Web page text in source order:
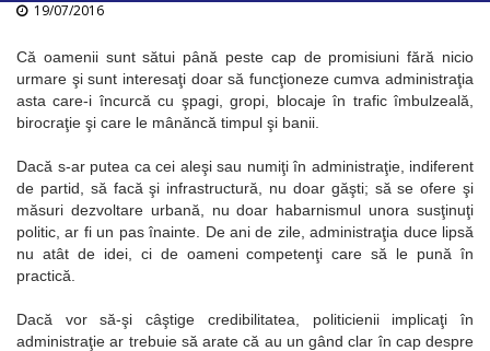
19/07/2016
Că oamenii sunt sătui până peste cap de promisiuni fără nicio
urmare şi sunt interesaţi doar să funcţioneze cumva administraţia
asta care-i încurcă cu şpagi, gropi, blocaje în trafic îmbulzeală,
birocraţie şi care le mânăncă timpul şi banii.
Dacă s-ar putea ca cei aleşi sau numiţi în administraţie, indiferent
de partid, să facă şi infrastructură, nu doar găşti; să se ofere şi
măsuri dezvoltare urbană, nu doar habarnismul unora susţinuţi
politic, ar fi un pas înainte. De ani de zile, administraţia duce lipsă
nu atât de idei, ci de oameni competenţi care să le pună în
practică.
Dacă vor să-şi câştige credibilitatea, politicienii implicaţi în
administraţie ar trebuie să arate că au un gând clar în cap despre